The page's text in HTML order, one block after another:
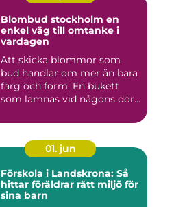
Blombud stockholm en
enkel väg till omtanke i
vardagen
Att skicka blommor som
bud handlar om mer än bara
färg och form. En bukett
som lämnas vid någons dör...
01. jun
Förskola i Landskrona: Så
hittar föräldrar rätt miljö för
sina barn